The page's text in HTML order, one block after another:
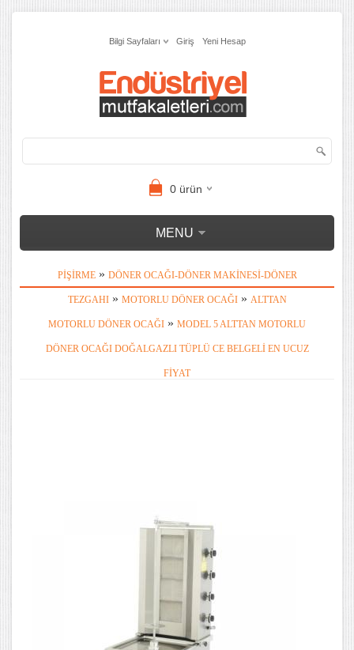
Bilgi Sayfaları Giriş Yeni Hesap
0ürün
MENU
PIŞIRME» DÖNER OCAĞI-DÖNER MAKINESI-DÖNER
TEZGAHI» MOTORLU DÖNER OCAĞI» ALTTAN
MOTORLU DÖNER OCAĞI » MODEL 5 ALTTAN MOTORLU
DÖNER OCAĞI DOĞALGAZLI TÜPLÜ CE BELGELI EN UCUZ
FIYAT